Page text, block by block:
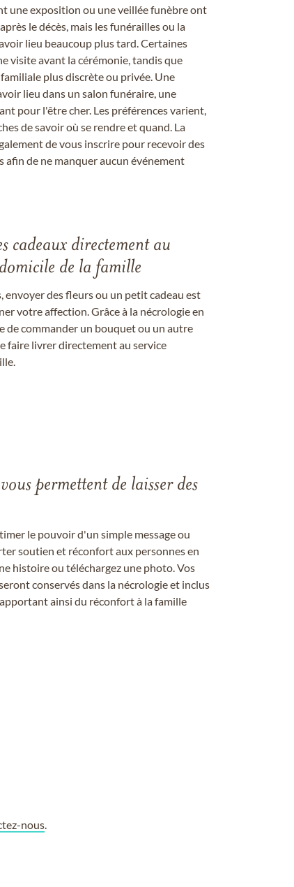
une exposition ou une veillée funèbre ont
le décès, mais les funérailles ou la
lieu beaucoup plus tard. Certaines
visite avant la cérémonie, tandis que
plus discrète ou privée. Une
lieu dans un salon funéraire, une
pour l'être cher. Les préférences varient,
de savoir où se rendre et quand. La
de vous inscrire pour recevoir des
afin de ne manquer aucun événement
cadeaux directement au
de la famille
envoyer des fleurs ou un petit cadeau est
votre affection. Grâce à la nécrologie en
de commander un bouquet ou un autre
faire livrer directement au service
permettent de laisser des
le pouvoir d'un simple message ou
soutien et réconfort aux personnes en
histoire ou téléchargez une photo. Vos
conservés dans la nécrologie et inclus
ainsi du réconfort à la famille
nous.